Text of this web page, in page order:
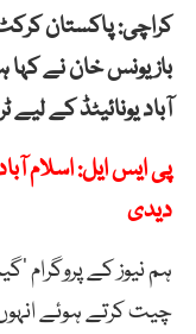
کراچی: پاکستان
باز یونس خان نے
آباد یونائیٹڈ کے لیے
پی ایس ایل: اسلام
دیدی
ہم نیوز کے پروگرام
چیت کرتے ہوئے